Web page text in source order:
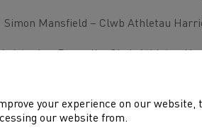
Simon Mansfield – Clwb Athletau
Boswell – Clwb Athletau
your experience on our website,
our website from.